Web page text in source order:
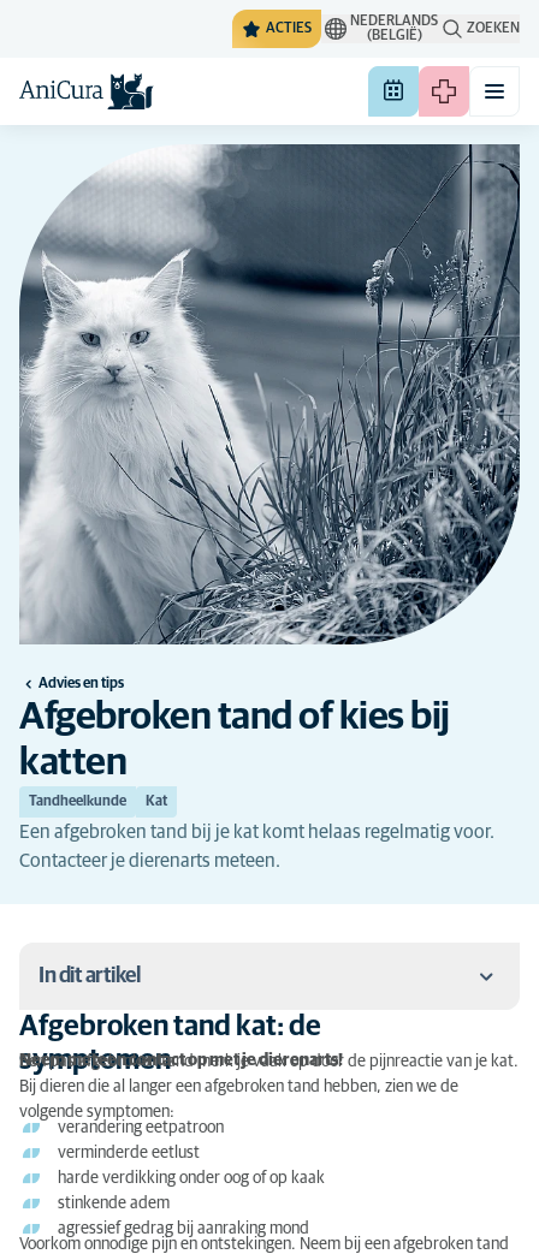
ACTIES
NEDERLANDS
(BELGIË)
ZOEKEN
Advies en tips
Afgebroken tand of kies bij
katten
Tandheelkunde Kat
Een afgebroken tand bij je kat komt helaas regelmatig voor.
Contacteer je dierenarts meteen.
In dit artikel
Afgebroken tand kat: de oorzaak
Afgebroken tand kat: de diagnose
Afgebroken tand kat: de behandeling
Afgebroken tand kat: de
symptomen
Neem meteen contact op met je dierenarts!
Een pas afgebroken tand merk je vaak op door de pijnreactie van je kat.
Bij dieren die al langer een afgebroken tand hebben, zien we de
volgende symptomen:
verandering eetpatroon
verminderde eetlust
harde verdikking onder oog of op kaak
stinkende adem
agressief gedrag bij aanraking mond
Voorkom onnodige pijn en ontstekingen. Neem bij een afgebroken tand